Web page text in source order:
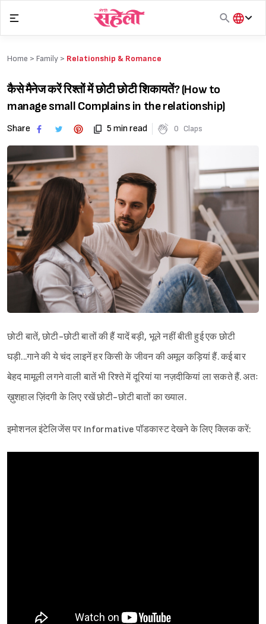
content
हिंदी
Home > Family > Relationship & Romance
कैसे मैनेज करें रिश्तों में छोटी छोटी शिकायतें? (How to
manage small Complains in the relationship)
Share 5 min read 0 Claps
छोटी बातें, छोटी-छोटी बातों की हैं यादें बड़ी, भूले नहीं बीती हुई एक छोटी
घड़ी...गाने की ये चंद लाइनें हर किसी के जीवन की अमूल कड़ियां हैं. कई बार
बेहद मामूली लगने वाली बातें भी रिश्ते में दूरियां या नज़दीकियां ला सकते हैं. अतः
ख़ुशहाल ज़िंदगी के लिए रखें छोटी-छोटी बातों का ख्याल.
इमोशनल इंटेलिजेंस पर Informative पॉडकास्ट देखने के लिए क्लिक करें: